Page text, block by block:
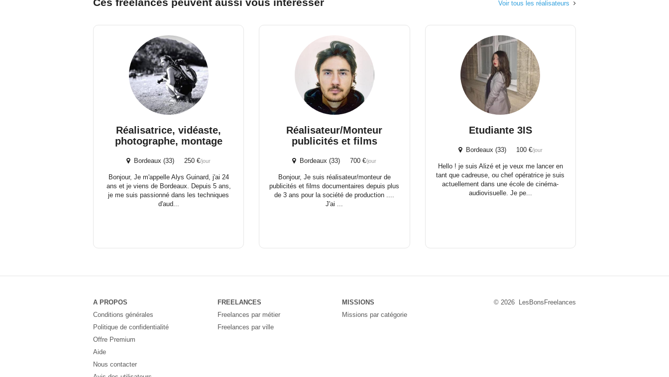
Ces freelances peuvent aussi vous intéresser Voir tous les réalisateurs
Réalisatrice, vidéaste,
photographe, montage
Bordeaux (33) 250 €/jour
Bonjour, Je m'appelle Alys Guinard, j'ai 24
ans et je viens de Bordeaux. Depuis 5 ans,
je me suis passionné dans les techniques
d'aud...
Réalisateur/Monteur
publicités et films
Bordeaux (33) 700 €/jour
Bonjour, Je suis réalisateur/monteur de
publicités et films documentaires depuis plus
de 3 ans pour la société de production ....
J'ai ...
Etudiante 3IS
Bordeaux (33) 100 €/jour
Hello ! je suis Alizé et je veux me lancer en
tant que cadreuse, ou chef opératrice je suis
actuellement dans une école de cinéma-
audiovisuelle. Je pe...
A PROPOS
Conditions générales
Politique de confidentialité
Offre Premium
Aide
Nous contacter
FREELANCES
Freelances par métier
Freelances par ville
MISSIONS
Missions par catégorie
© 2026 LesBonsFreelances